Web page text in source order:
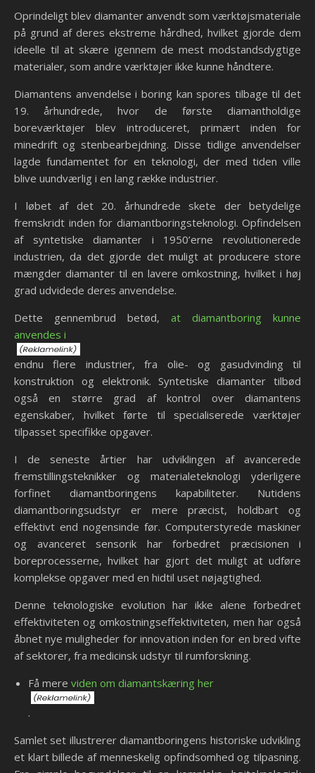
Oprindeligt blev diamanter anvendt som værktøjsmateriale
på grund af deres ekstreme hårdhed, hvilket gjorde dem
ideelle til at skære igennem de mest modstandsdygtige
materialer, som andre værktøjer ikke kunne håndtere.
Diamantens anvendelse i boring kan spores tilbage til det
19. århundrede, hvor de første diamantholdige
boreværktøjer blev introduceret, primært inden for
minedrift og stenbearbejdning. Disse tidlige anvendelser
lagde fundamentet for en teknologi, der med tiden ville
blive uundværlig i en lang række industrier.
I løbet af det 20. århundrede skete der betydelige
fremskridt inden for diamantboringsteknologi. Opfindelsen
af syntetiske diamanter i 1950’erne revolutionerede
industrien, da det gjorde det muligt at producere store
mængder diamanter til en lavere omkostning, hvilket i høj
grad udvidede deres anvendelse.
Dette gennembrud betød, at diamantboring kunne
anvendes i
endnu flere industrier, fra olie- og gasudvinding til
konstruktion og elektronik. Syntetiske diamanter tilbød
også en større grad af kontrol over diamantens
egenskaber, hvilket førte til specialiserede værktøjer
tilpasset specifikke opgaver.
I de seneste årtier har udviklingen af avancerede
fremstillingsteknikker og materialeteknologi yderligere
forfinet diamantboringens kapabiliteter. Nutidens
diamantboringsudstyr er mere præcist, holdbart og
effektivt end nogensinde før. Computerstyrede maskiner
og avanceret sensorik har forbedret præcisionen i
boreprocesserne, hvilket har gjort det muligt at udføre
komplekse opgaver med en hidtil uset nøjagtighed.
Denne teknologiske evolution har ikke alene forbedret
effektiviteten og omkostningseffektiviteten, men har også
åbnet nye muligheder for innovation inden for en bred vifte
af sektorer, fra medicinsk udstyr til rumforskning.
Få mere viden om diamantskæring her
.
Samlet set illustrerer diamantboringens historiske udvikling
et klart billede af menneskelig opfindsomhed og tilpasning.